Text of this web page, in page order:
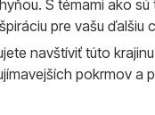
S témami ako
pre vašu ďalšiu
navštíviť túto
pokrmov a